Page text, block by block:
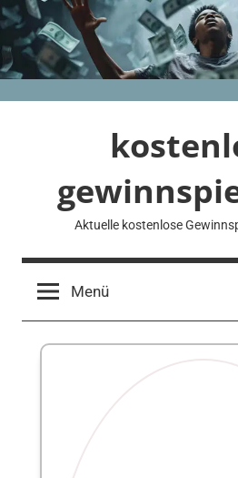
Zum
Inhalt
springen
Aktuelle kostenlose
Menü